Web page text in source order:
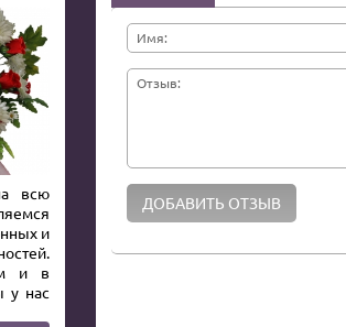
всю
и
и в
у нас
Имя:
Отзыв: